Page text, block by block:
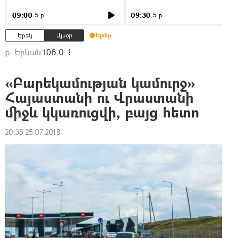
09:00 5 ր 09:30 5 ր
Երեկ Այսօր Եթեր
ք. Երևան 106.0
«Բարեկամության կամուրջ»
Հայաստանի ու Վրաստանի
միջև կկառուցվի, բայց հետո
20:35 25.07.2018